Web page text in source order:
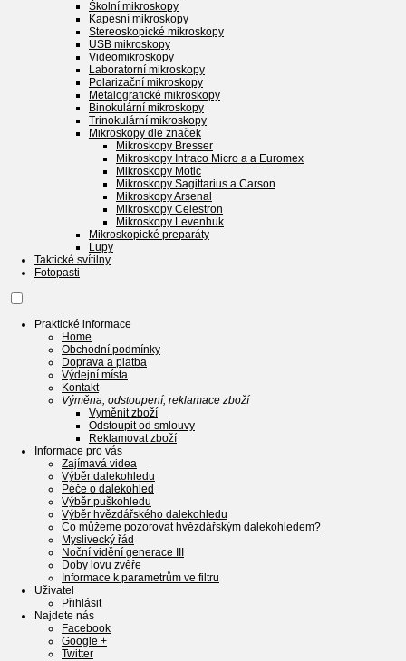
Školní mikroskopy
Kapesní mikroskopy
Stereoskopické mikroskopy
USB mikroskopy
Videomikroskopy
Laboratorní mikroskopy
Polarizační mikroskopy
Metalografické mikroskopy
Binokulární mikroskopy
Trinokulární mikroskopy
Mikroskopy dle značek
Mikroskopy Bresser
Mikroskopy Intraco Micro a a Euromex
Mikroskopy Motic
Mikroskopy Sagittarius a Carson
Mikroskopy Arsenal
Mikroskopy Celestron
Mikroskopy Levenhuk
Mikroskopické preparáty
Lupy
Taktické svítilny
Fotopasti
Praktické informace
Home
Obchodní podmínky
Doprava a platba
Výdejní místa
Kontakt
Výměna, odstoupení, reklamace zboží
Vyměnit zboží
Odstoupit od smlouvy
Reklamovat zboží
Informace pro vás
Zajímavá videa
Výběr dalekohledu
Péče o dalekohled
Výběr puškohledu
Výběr hvězdářského dalekohledu
Co můžeme pozorovat hvězdářským dalekohledem?
Myslivecký řád
Noční vidění generace III
Doby lovu zvěře
Informace k parametrům ve filtru
Uživatel
Přihlásit
Najdete nás
Facebook
Google +
Twitter